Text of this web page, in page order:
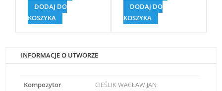
DODAJ DO
KOSZYKA
DODAJ DO
KOSZYKA
INFORMACJE O UTWORZE
Kompozytor
CIEŚLIK WACŁAW JAN